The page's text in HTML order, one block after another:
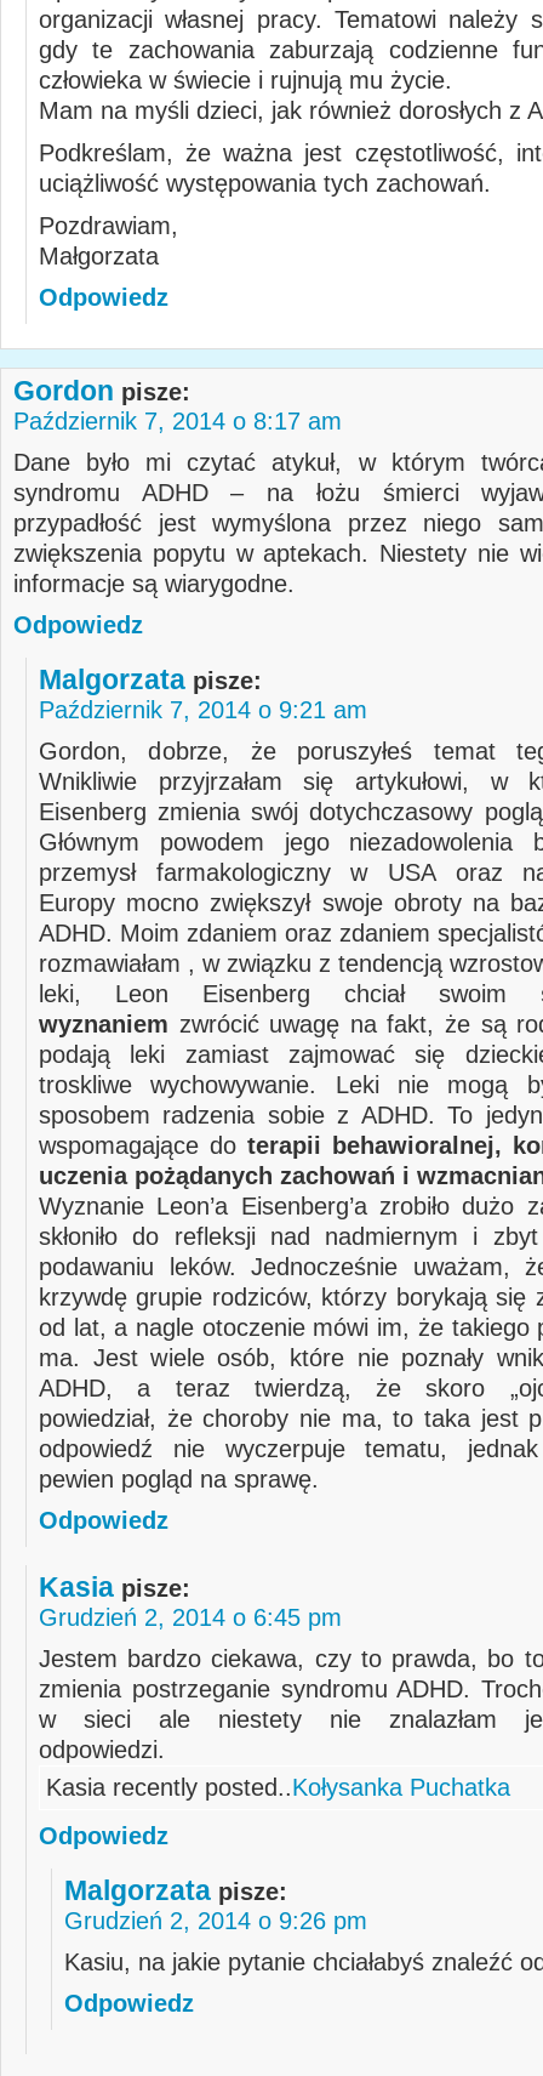
organizacji własnej pracy. Tematowi należy
gdy te zachowania zaburzają codzienne
człowieka w świecie i rujnują mu życie.
Mam na myśli dzieci, jak również dorosłych z
Podkreślam, że ważna jest częstotliwość,
uciążliwość występowania tych zachowań.
Pozdrawiam,
Małgorzata
Odpowiedz
Gordon pisze:
Październik 7, 2014 o 8:17 am
Dane było mi czytać atykuł, w którym
syndromu ADHD – na łożu śmierci
przypadłość jest wymyślona przez niego
zwiększenia popytu w aptekach. Niestety nie
informacje są wiarygodne.
Odpowiedz
Malgorzata pisze:
Październik 7, 2014 o 9:21 am
Gordon, dobrze, że poruszyłeś temat
Wnikliwie przyjrzałam się artykułowi, w
Eisenberg zmienia swój dotychczasowy
Głównym powodem jego niezadowolenia
przemysł farmakologiczny w USA oraz
Europy mocno zwiększył swoje obroty na
ADHD. Moim zdaniem oraz zdaniem
rozmawiałam , w związku z tendencją
leki, Leon Eisenberg chciał swoim
wyznaniem zwrócić uwagę na fakt, że są
podają leki zamiast zajmować się
troskliwe wychowywanie. Leki nie mogą
sposobem radzenia sobie z ADHD. To
wspomagające do terapii behawioralnej,
uczenia pożądanych zachowań i
Wyznanie Leon’a Eisenberg’a zrobiło dużo
skłoniło do refleksji nad nadmiernym i
podawaniu leków. Jednocześnie uważam,
krzywdę grupie rodziców, którzy borykają się
od lat, a nagle otoczenie mówi im, że takiego
ma. Jest wiele osób, które nie poznały
ADHD, a teraz twierdzą, że skoro
powiedział, że choroby nie ma, to taka jest
odpowiedź nie wyczerpuje tematu,
pewien pogląd na sprawę.
Odpowiedz
Kasia pisze:
Grudzień 2, 2014 o 6:45 pm
Jestem bardzo ciekawa, czy to prawda, bo
zmienia postrzeganie syndromu ADHD.
w sieci ale niestety nie znalazłam
odpowiedzi.
Kasia recently posted..Kołysanka Puchatka
Odpowiedz
Malgorzata pisze:
Grudzień 2, 2014 o 9:26 pm
Kasiu, na jakie pytanie chciałabyś znaleźć
Odpowiedz